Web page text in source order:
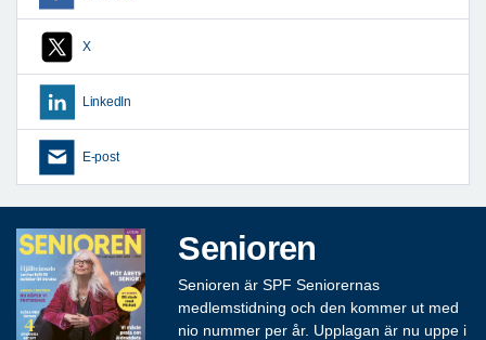
X
LinkedIn
E-post
Senioren
Senioren är SPF Seniorernas
medlemstidning och den kommer ut med
nio nummer per år. Upplagan är nu uppe i